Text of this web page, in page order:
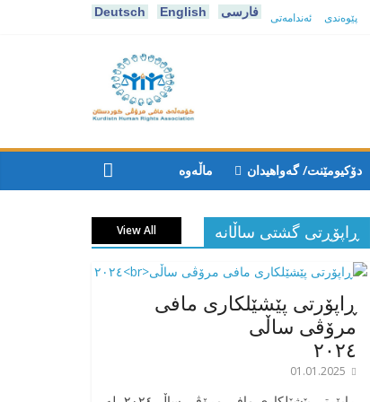
Deutsch English فارسی پێوەندی ئەندامەتی
كۆمه‌ڵه‌ی
مافی
مرۆڤی
کوردستان
دۆکیومێنت/ گەواهیدان ماڵەوە
ڕاپۆڕتی گشتی ساڵانه View All
ڕاپۆرتی پێشێلکاری مافی
مرۆڤی ساڵی
٢٠٢٤
01.01.2025